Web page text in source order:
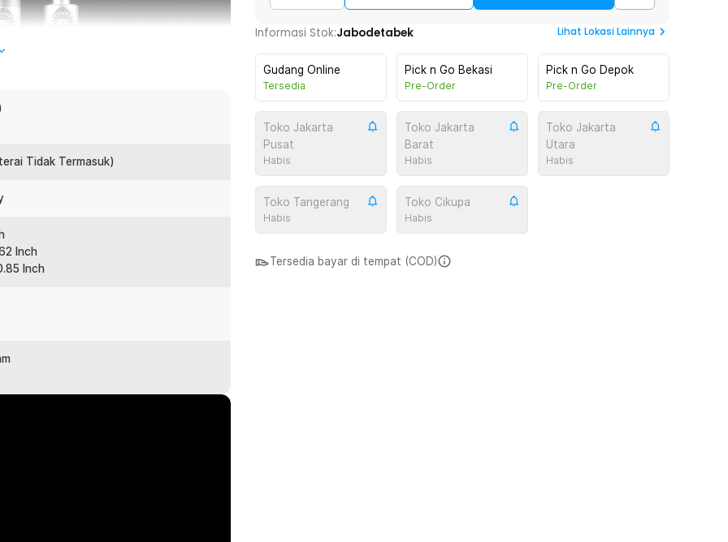
batu mulia atau gemstone.
senter Nitecore ini.
dan 365nm. Sinar UV ini biasa
Tidak Termasuk)
Inch
Inch
Informasi Stok:Jabodetabek Lihat Lokasi Lainnya
Gudang Online
Tersedia
Pick n Go Bekasi
Pre-Order
Pick n Go Depok
Pre-Order
Toko Jakarta
Pusat
Habis
Toko Jakarta
Barat
Habis
Toko Jakarta
Utara
Habis
Toko Tangerang
Habis
Toko Cikupa
Habis
Tersedia bayar di tempat (COD)